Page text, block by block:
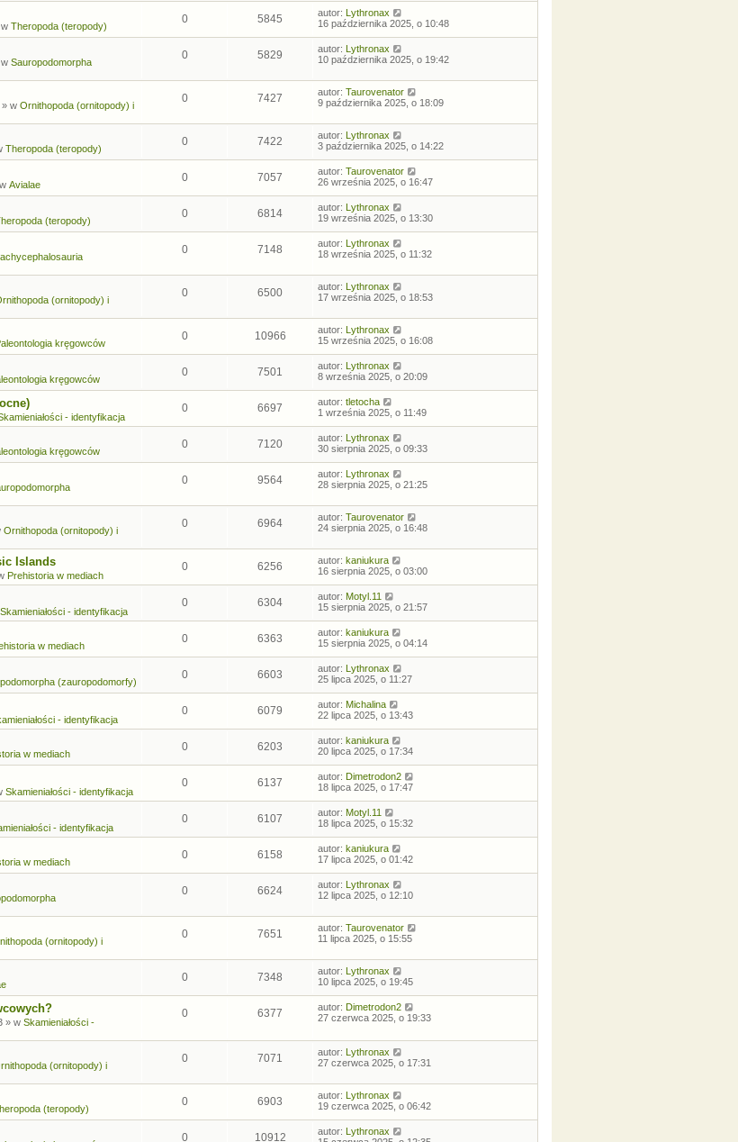
Theropoda (teropody)
0 5845 autor: Lythronax
16 października 2025, o 10:48
Sauropodomorpha
0 5829 autor: Lythronax
10 października 2025, o 19:42
» w Ornithopoda (ornitopody) i
0 7427 autor: Taurovenator
9 października 2025, o 18:09
Theropoda (teropody)
0 7422 autor: Lythronax
3 października 2025, o 14:22
Avialae
0 7057 autor: Taurovenator
26 września 2025, o 16:47
(teropody)
0 6814 autor: Lythronax
19 września 2025, o 13:30
0 7148 autor: Lythronax
18 września 2025, o 11:32
(ornitopody) i
0 6500 autor: Lythronax
17 września 2025, o 18:53
kręgowców
0 10966 autor: Lythronax
15 września 2025, o 16:08
kręgowców
0 7501 autor: Lythronax
8 września 2025, o 20:09
- identyfikacja
0 6697 autor: tletocha
1 września 2025, o 11:49
kręgowców
0 7120 autor: Lythronax
30 sierpnia 2025, o 09:33
0 9564 autor: Lythronax
28 sierpnia 2025, o 21:25
Ornithopoda (ornitopody) i
0 6964 autor: Taurovenator
24 sierpnia 2025, o 16:48
Islands
Prehistoria w mediach
0 6256 autor: kaniukura
16 sierpnia 2025, o 03:00
Skamieniałości - identyfikacja
0 6304 autor: Motyl.11
15 sierpnia 2025, o 21:57
w mediach
0 6363 autor: kaniukura
15 sierpnia 2025, o 04:14
(zauropodomorfy)
0 6603 autor: Lythronax
25 lipca 2025, o 11:27
- identyfikacja
0 6079 autor: Michalina
22 lipca 2025, o 13:43
w mediach
0 6203 autor: kaniukura
20 lipca 2025, o 17:34
Skamieniałości - identyfikacja
0 6137 autor: Dimetrodon2
18 lipca 2025, o 17:47
- identyfikacja
0 6107 autor: Motyl.11
18 lipca 2025, o 15:32
w mediach
0 6158 autor: kaniukura
17 lipca 2025, o 01:42
0 6624 autor: Lythronax
12 lipca 2025, o 12:10
(ornitopody) i
0 7651 autor: Taurovenator
11 lipca 2025, o 15:55
0 7348 autor: Lythronax
10 lipca 2025, o 19:45
» w Skamieniałości -
0 6377 autor: Dimetrodon2
27 czerwca 2025, o 19:33
(ornitopody) i
0 7071 autor: Lythronax
27 czerwca 2025, o 17:31
(teropody)
0 6903 autor: Lythronax
19 czerwca 2025, o 06:42
0 10912 autor: Lythronax